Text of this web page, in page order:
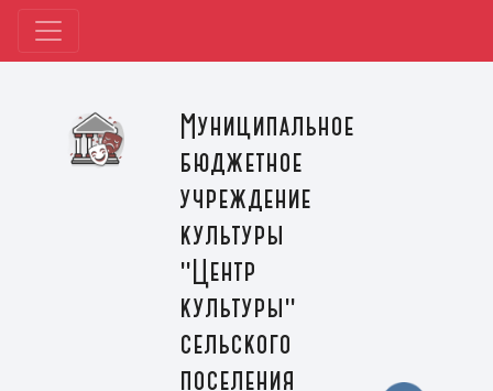
Муниципальное
бюджетное
учреждение
культуры
"Центр
культуры"
сельского
поселения